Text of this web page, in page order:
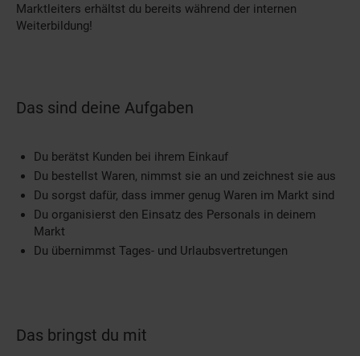
Marktleiters erhältst du bereits während der internen
Weiterbildung!
Das sind deine Aufgaben
Du berätst Kunden bei ihrem Einkauf
Du bestellst Waren, nimmst sie an und zeichnest sie aus
Du sorgst dafür, dass immer genug Waren im Markt sind
Du organisierst den Einsatz des Personals in deinem
Markt
Du übernimmst Tages- und Urlaubsvertretungen
Das bringst du mit